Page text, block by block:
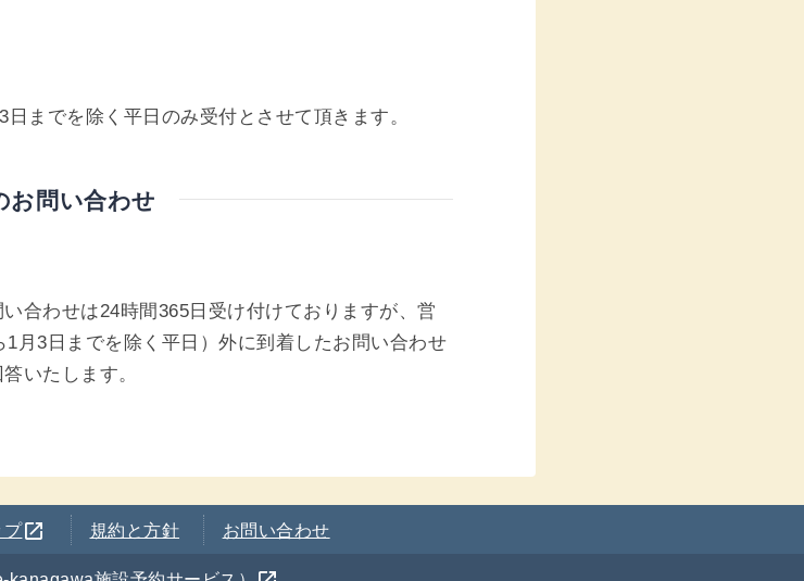
までを除く平日のみ受付とさせて頂きます。
お問い合わせ
合わせは24時間365日受け付けておりますが、営
月3日までを除く平日）外に到着したお問い合わせ
いたします。
プopen_in_new 規約と方針 お問い合わせ